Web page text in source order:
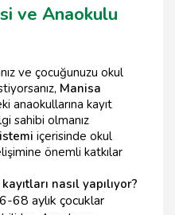
ve Anaokulu
ve çocuğunuzu okul
Manisa
anaokullarına kayıt
sahibi olmanız
içerisinde okul
önemli katkılar
nasıl yapılıyor?
68 aylık çocuklar